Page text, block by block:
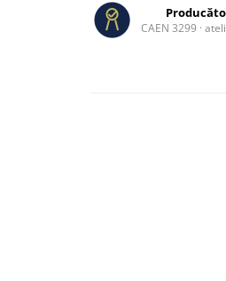
CAEN 3299 ·